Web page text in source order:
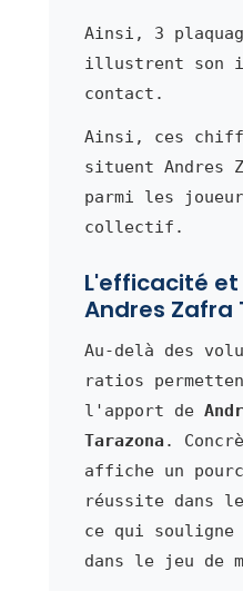
Ainsi, 3
illustrent son
contact.
Ainsi, ces
situent Andres
parmi les
collectif.
L'efficacité
Andres Zafra
Au-delà des
ratios
l'apport de
Tarazona .
affiche un
réussite dans
ce qui
dans le jeu de